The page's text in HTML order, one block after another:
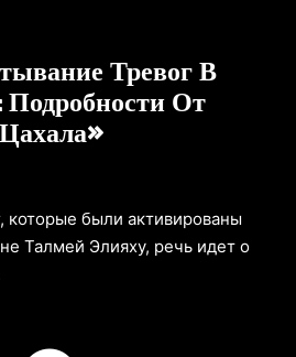
Тревог В
От
которые были активированы
Талмей Элияху, речь идет о